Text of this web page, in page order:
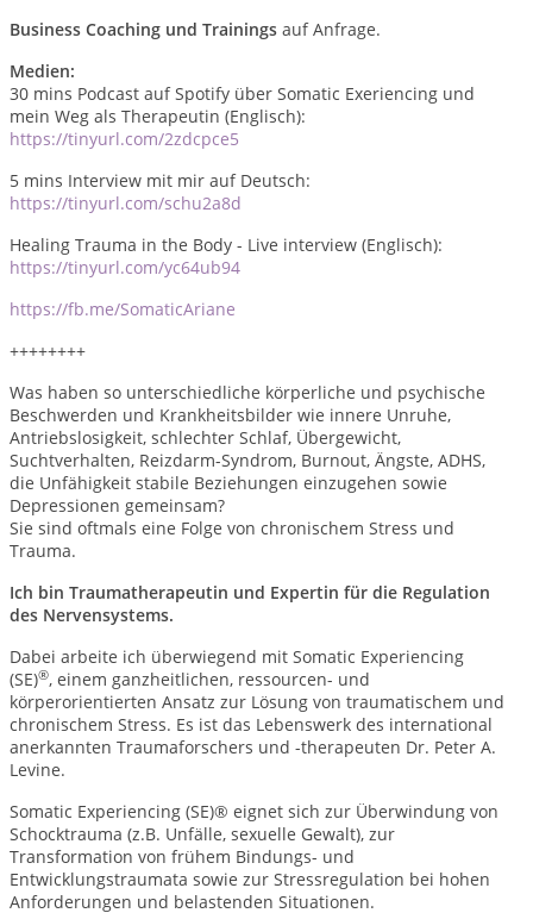
Business Coaching und Trainings auf Anfrage.
Medien:
30 mins Podcast auf Spotify über Somatic Exeriencing und
mein Weg als Therapeutin (Englisch):
https://tinyurl.com/2zdcpce5
5 mins Interview mit mir auf Deutsch:
https://tinyurl.com/schu2a8d
Healing Trauma in the Body - Live interview (Englisch):
https://tinyurl.com/yc64ub94
https://fb.me/SomaticAriane
++++++++
Was haben so unterschiedliche körperliche und psychische
Beschwerden und Krankheitsbilder wie innere Unruhe,
Antriebslosigkeit, schlechter Schlaf, Übergewicht,
Suchtverhalten, Reizdarm-Syndrom, Burnout, Ängste, ADHS,
die Unfähigkeit stabile Beziehungen einzugehen sowie
Depressionen gemeinsam?
Sie sind oftmals eine Folge von chronischem Stress und
Trauma.
Ich bin Traumatherapeutin und Expertin für die Regulation
des Nervensystems.
Dabei arbeite ich überwiegend mit Somatic Experiencing
(SE)®, einem ganzheitlichen, ressourcen- und
körperorientierten Ansatz zur Lösung von traumatischem und
chronischem Stress. Es ist das Lebenswerk des international
anerkannten Traumaforschers und -therapeuten Dr. Peter A.
Levine.
Somatic Experiencing (SE)® eignet sich zur Überwindung von
Schocktrauma (z.B. Unfälle, sexuelle Gewalt), zur
Transformation von frühem Bindungs- und
Entwicklungstraumata sowie zur Stressregulation bei hohen
Anforderungen und belastenden Situationen.